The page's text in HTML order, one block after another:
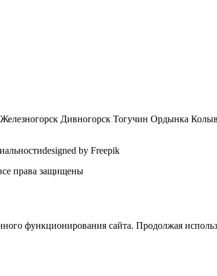
Дивногорск Тогучин Ордынка
by Freepik
права защищены
функционирования сайта. Продолжая